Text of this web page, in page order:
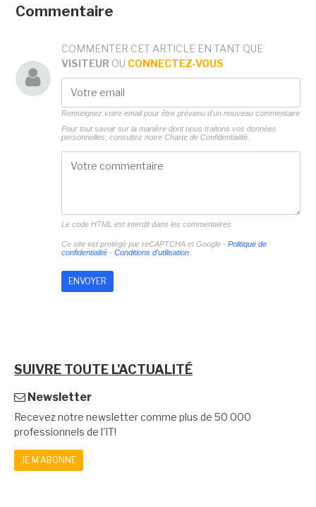
Commentaire
COMMENTER CET ARTICLE EN TANT QUE
VISITEUR OU CONNECTEZ-VOUS
Renseignez votre email pour être prévenu d'un nouveau commentaire
Pour tout savoir sur la manière dont nous traitons vos données
personnelles, consultez notre Charte de Confidentialité.
Le code HTML est interdit dans les commentaires
Ce site est protégé par reCAPTCHA et Google - Politique de
confidentialité- Conditions d'utilisation
SUIVRE TOUTE L'ACTUALITÉ
Newsletter
Recevez notre newsletter comme plus de 50 000
professionnels de l'IT!
JE M'ABONNE